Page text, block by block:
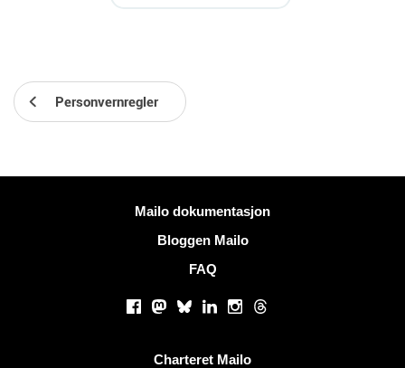
Personvernregler
Mailo dokumentasjon
Bloggen Mailo
FAQ
Facebook
Mastodon
BlueskyLinkedInInstagram
Threads
Charteret Mailo